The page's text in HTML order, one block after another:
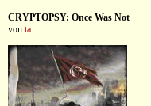
CRYPTOPSY: Once Was Not
von ta